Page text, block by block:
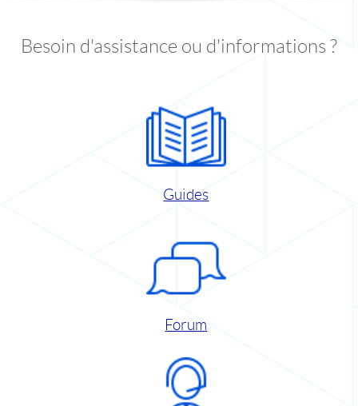
Besoin d'assistance ou d'informations ?
Guides
Forum